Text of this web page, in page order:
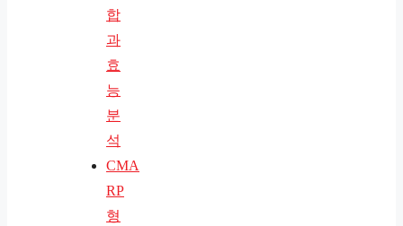
합
과
효
능
분
석
CMA
RP
형